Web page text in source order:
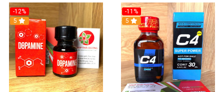
-12%
5
-11%
5